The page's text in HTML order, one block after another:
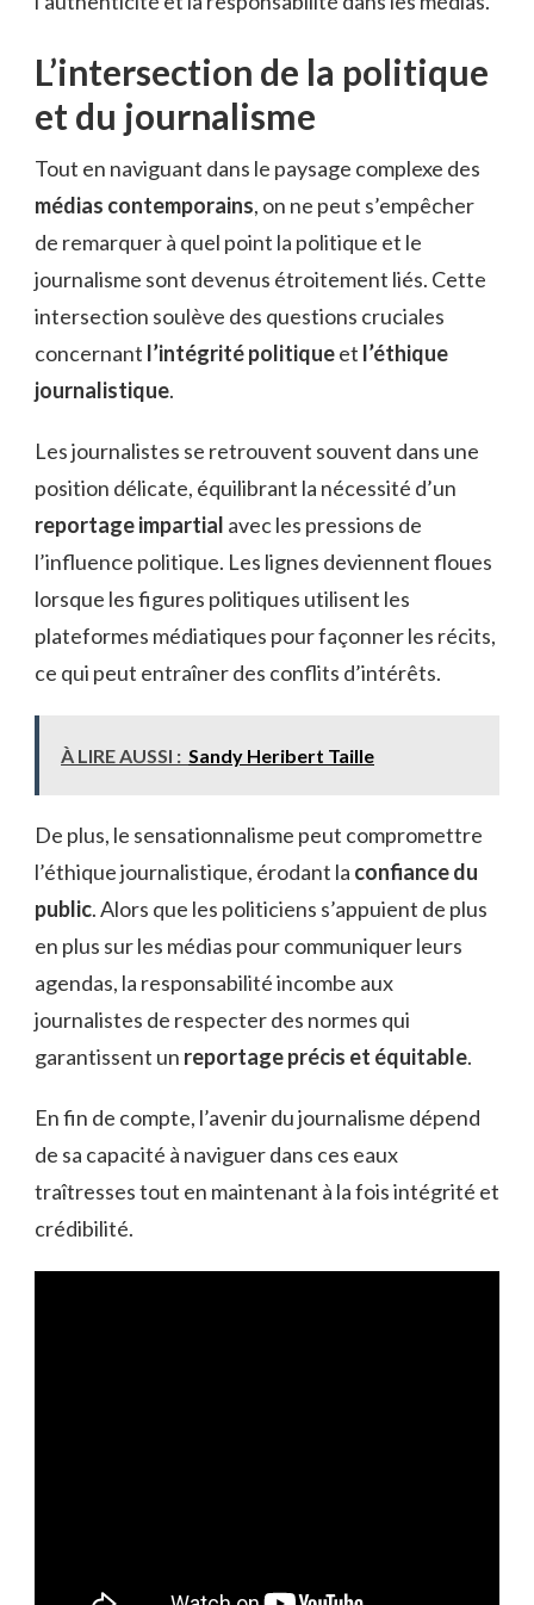
L’intersection de la politique
et du journalisme
Tout en naviguant dans le paysage complexe des
médias contemporains, on ne peut s’empêcher
de remarquer à quel point la politique et le
journalisme sont devenus étroitement liés. Cette
intersection soulève des questions cruciales
concernant l’intégrité politiqueet l’éthique
journalistique.
Les journalistes se retrouvent souvent dans une
position délicate, équilibrant la nécessité d’un
reportage impartial avec les pressions de
l’influence politique. Les lignes deviennent floues
lorsque les figures politiques utilisent les
plateformes médiatiques pour façonner les récits,
ce qui peut entraîner des conflits d’intérêts.
À LIRE AUSSI : Sandy Heribert Taille
De plus, le sensationnalisme peut compromettre
l’éthique journalistique, érodant la confiance du
public. Alors que les politiciens s’appuient de plus
en plus sur les médias pour communiquer leurs
agendas, la responsabilité incombe aux
journalistes de respecter des normes qui
garantissent un reportage précis et équitable.
En fin de compte, l’avenir du journalisme dépend
de sa capacité à naviguer dans ces eaux
traîtresses tout en maintenant à la fois intégrité et
crédibilité.